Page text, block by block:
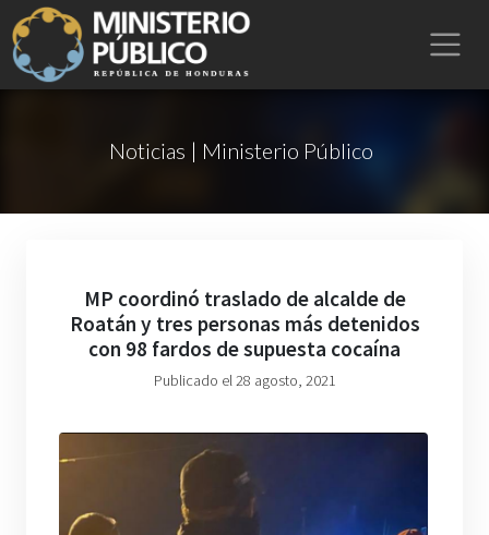
Noticias | Ministerio Público
MP coordinó traslado de alcalde de
Roatán y tres personas más detenidos
con 98 fardos de supuesta cocaína
Publicado el 28 agosto, 2021